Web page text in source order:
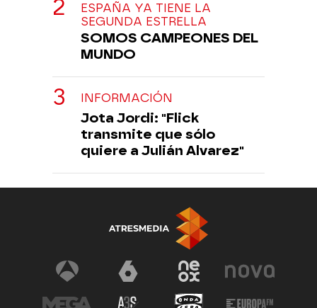
ESPAÑA YA TIENE LA
SEGUNDA ESTRELLA
SOMOS CAMPEONES DEL
MUNDO
INFORMACIÓN
Jota Jordi: "Flick
transmite que sólo
quiere a Julián Alvarez"